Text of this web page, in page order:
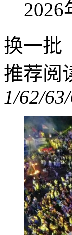
2026
换一批
推荐阅
1/62/6